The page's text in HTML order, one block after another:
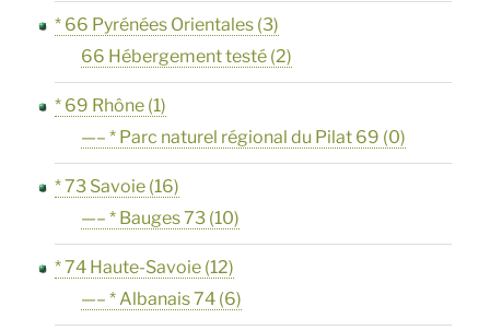
* 66 Pyrénées Orientales (3)
66 Hébergement testé (2)
* 69 Rhône (1)
—– * Parc naturel régional du Pilat 69 (0)
* 73 Savoie (16)
—– * Bauges 73 (10)
* 74 Haute-Savoie (12)
—– * Albanais 74 (6)